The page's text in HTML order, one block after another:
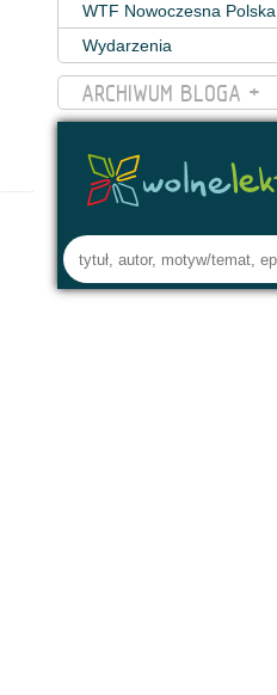
WTF Nowoczesna Polska
Wydarzenia
ARCHIWUM BLOGA +